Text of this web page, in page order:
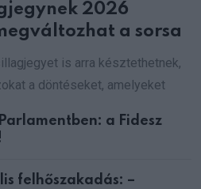
2026
a sorsa
is arra késztethetnek,
a döntéseket, amelyeket
a Fidesz
felhőszakadás: –